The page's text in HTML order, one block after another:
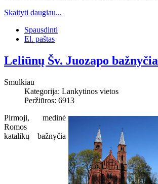
Skaityti daugiau...
Spausdinti
El. paštas
Leliūnų Šv. Juozapo bažnyčia
Smulkiau
Kategorija: Lankytinos vietos
Peržiūros: 6913
Pirmoji, medinė
Romos
katalikų bažnyčia